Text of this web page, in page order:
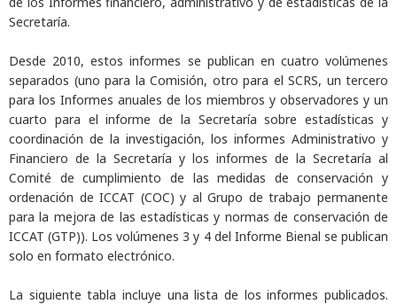
Secretaría.
Desde 2010, estos informes se publican en cuatro volúmenes
separados (uno para la Comisión, otro para el SCRS, un tercero
para los Informes anuales de los miembros y observadores y un
cuarto para el informe de la Secretaría sobre estadísticas y
coordinación de la investigación, los informes Administrativo y
Financiero de la Secretaría y los informes de la Secretaría al
Comité de cumplimiento de las medidas de conservación y
ordenación de ICCAT (COC) y al Grupo de trabajo permanente
para la mejora de las estadísticas y normas de conservación de
ICCAT (GTP)). Los volúmenes 3 y 4 del Informe Bienal se publican
solo en formato electrónico.
La siguiente tabla incluye una lista de los informes publicados.